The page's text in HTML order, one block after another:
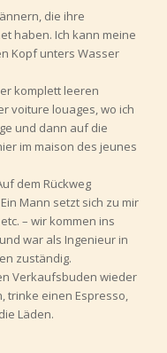
die ihre
haben. Ich kann meine
Kopf unters Wasser
komplett leeren
voiture louages, wo ich
und dann auf die
im maison des jeunes
dem Rückweg
Mann setzt sich zu mir
– wir kommen ins
war als Ingenieur in
zuständig.
Verkaufsbuden wieder
trinke einen Espresso,
Läden.